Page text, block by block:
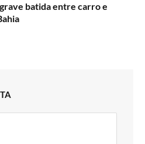
batida entre carro e